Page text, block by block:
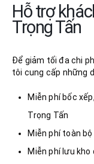
Hỗ trợ
Trọng Tấn
Để giảm tối đa chi
tôi cung cấp những
Miễn phí bốc
Trọng Tấn
Miễn phí toàn
Miễn phí lưu